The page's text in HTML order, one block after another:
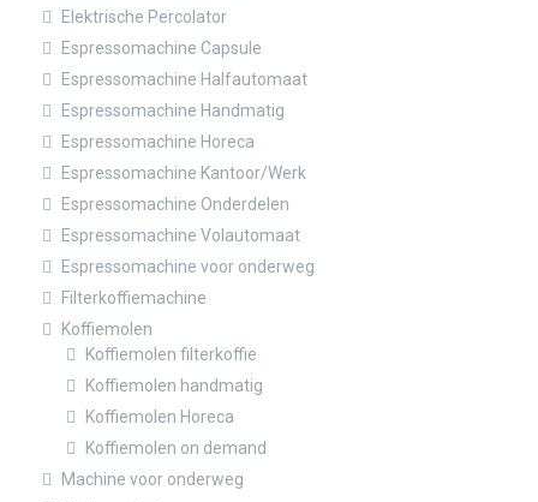
Elektrische Percolator
Espressomachine Capsule
Espressomachine Halfautomaat
Espressomachine Handmatig
Espressomachine Horeca
Espressomachine Kantoor/Werk
Espressomachine Onderdelen
Espressomachine Volautomaat
Espressomachine voor onderweg
Filterkoffiemachine
Koffiemolen
Koffiemolen filterkoffie
Koffiemolen handmatig
Koffiemolen Horeca
Koffiemolen on demand
Machine voor onderweg